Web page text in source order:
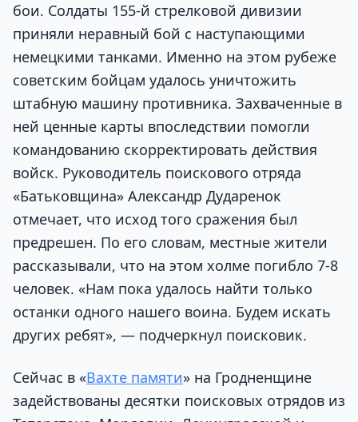
бои. Солдаты 155-й стрелковой дивизии
приняли неравный бой с наступающими
немецкими танками. Именно на этом рубеже
советским бойцам удалось уничтожить
штабную машину противника. Захваченные в
ней ценные карты впоследствии помогли
командованию скорректировать действия
войск. Руководитель поискового отряда
«Батьковщина» Александр Дударенок
отмечает, что исход того сражения был
предрешен. По его словам, местные жители
рассказывали, что на этом холме погибло 7-8
человек. «Нам пока удалось найти только
останки одного нашего воина. Будем искать
других ребят», — подчеркнул поисковик.
Сейчас в «Вахте памяти» на Гродненщине
задействованы десятки поисковых отрядов из